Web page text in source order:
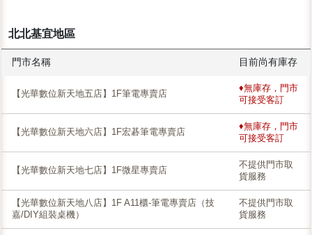
北北基宜地區
門市名稱 目前尚有庫存
【光華數位新天地五店】1F筆電專賣店
♦無庫存，門市
可接受客訂
【光華數位新天地六店】1F宏碁筆電專賣店
♦無庫存，門市
可接受客訂
【光華數位新天地七店】1F微星專賣店
不提供門市取
貨服務
【光華數位新天地八店】1F A11櫃-筆電專賣店（技
嘉/DIY組裝桌機）
不提供門市取
貨服務